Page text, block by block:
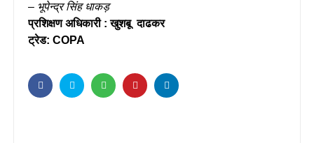
– भूपेन्द्र सिंह धाकड़
प्रशिक्षण अधिकारी : खुशबू दाढकर
ट्रेड: COPA